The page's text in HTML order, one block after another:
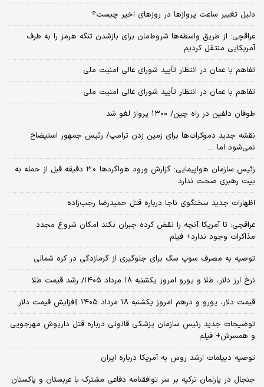
دلیل تغییر ساعت پروازها در روزهای اخیر چیست؟
عراقچی: از طریق واسطه‌ها شروط‌مان برای بازشدن تنگه هرمز را به طرف
آمریکایی منتقل کردیم
تفاهم با عمان در انتظار تأیید شورای عالی امنیت ملی
تفاهم با عمان در انتظار تأیید شورای عالی امنیت ملی
طوفان دلفین در راه چین/ ۱۳۰۰ پرواز لغو شد
نقشه جدید دموکرات‌ها برای زمین زدن ترامپ/ رئیس جمهور استیضاح
نمی‌شود اما ...
زئیس سازمان هواپیمایی: گزارش ورود هواگردها ٣٠ دقیقه قبل از حمله به
بیت رهبری صحت ندارد
اظهارات جدید سخنگوی ناجا درباره قتل حمیدرضا رجب‌زاده
عراقچی: تا آمریکا آنچه را نقض کرده جبران نکند امکان شروع مجدد
مذاکرات وجود ندارد+ فیلم
توصیه به مصرف سوپ سگ برای جلوگیری از گرمازدگی در کره شمالی
نرخ ارز دلار، طلا و یورو امروز یکشنبه ۱۸ مرداد ۱۴۰۵/ رشد قیمت طلا
قیمت دلار، یورو و درهم امروز یکشنبه ۱۸ مرداد ۱۴۰۵ |افزایش قیمت دلار
توضیحات جدید رئیس سازمان پزشکی قانونی درباره قتل داریوش مهرجویی
و همسرش+ فیلم
توصیه دیپلمات ارشد روس به آمریکا درباره ایران
جنجال در پارلمان ترکیه بر سر توافقنامه دفاعی مشترک با عربستان و پاکستان